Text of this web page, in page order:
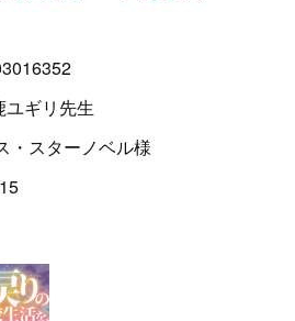
4803016352
ギリ先生
ターノベル様
15